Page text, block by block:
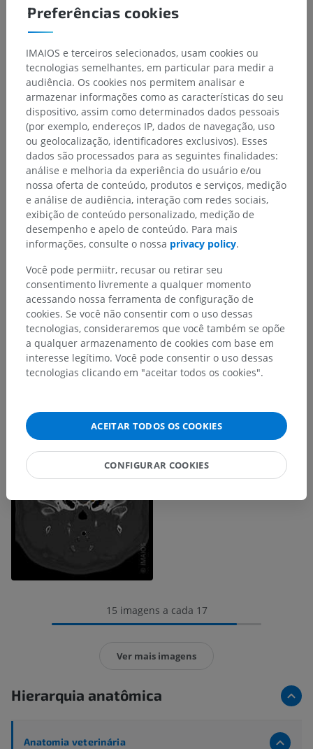
15 imagens a cada 17
Ver mais imagens
Hierarquia anatômica
Anatomia veterinária
Preferências cookies
IMAIOS e terceiros selecionados, usam cookies ou
tecnologias semelhantes, em particular para medir a
audiência. Os cookies nos permitem analisar e
armazenar informações como as características do seu
dispositivo, assim como determinados dados pessoais
(por exemplo, endereços IP, dados de navegação, uso
ou geolocalização, identificadores exclusivos). Esses
dados são processados para as seguintes finalidades:
análise e melhoria da experiência do usuário e/ou
nossa oferta de conteúdo, produtos e serviços, medição
e análise de audiência, interação com redes sociais,
exibição de conteúdo personalizado, medição de
desempenho e apelo de conteúdo. Para mais
informações, consulte o nossa privacy policy.
Você pode permiitr, recusar ou retirar seu
consentimento livremente a qualquer momento
acessando nossa ferramenta de configuração de
cookies. Se você não consentir com o uso dessas
tecnologias, consideraremos que você também se opõe
a qualquer armazenamento de cookies com base em
interesse legítimo. Você pode consentir o uso dessas
tecnologias clicando em "aceitar todos os cookies".
ACEITAR TODOS OS COOKIES
CONFIGURAR COOKIES